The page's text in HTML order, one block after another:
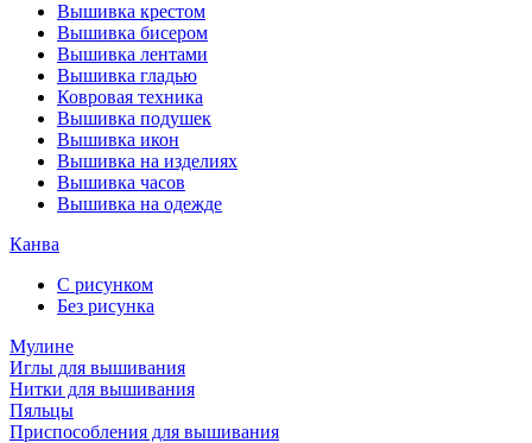
Вышивка крестом
Вышивка бисером
Вышивка лентами
Вышивка гладью
Ковровая техника
Вышивка подушек
Вышивка икон
Вышивка на изделиях
Вышивка часов
Вышивка на одежде
Канва
С рисунком
Без рисунка
Мулине
Иглы для вышивания
Нитки для вышивания
Пяльцы
Приспособления для вышивания